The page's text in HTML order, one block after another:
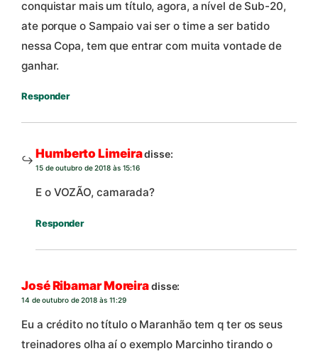
conquistar mais um título, agora, a nível de Sub-20,
ate porque o Sampaio vai ser o time a ser batido
nessa Copa, tem que entrar com muita vontade de
ganhar.
Responder
Humberto Limeiradisse:
15 de outubro de 2018 às 15:16
E o VOZÃO, camarada?
Responder
José Ribamar Moreiradisse:
14 de outubro de 2018 às 11:29
Eu a crédito no título o Maranhão tem q ter os seus
treinadores olha aí o exemplo Marcinho tirando o